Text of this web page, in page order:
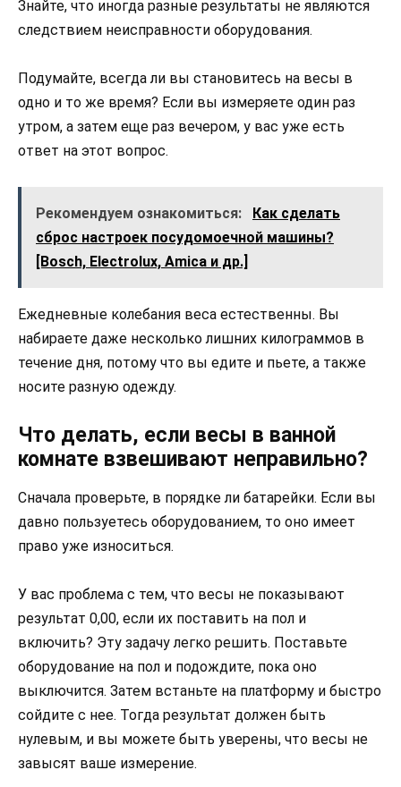
Знайте, что иногда разные результаты не являются
следствием неисправности оборудования.
Подумайте, всегда ли вы становитесь на весы в
одно и то же время? Если вы измеряете один раз
утром, а затем еще раз вечером, у вас уже есть
ответ на этот вопрос.
Рекомендуем ознакомиться:
Как сделать
сброс настроек посудомоечной машины?
[Bosch, Electrolux, Amica и др.]
Ежедневные колебания веса естественны. Вы
набираете даже несколько лишних килограммов в
течение дня, потому что вы едите и пьете, а также
носите разную одежду.
Что делать, если весы в ванной
комнате взвешивают неправильно?
Сначала проверьте, в порядке ли батарейки. Если вы
давно пользуетесь оборудованием, то оно имеет
право уже износиться.
У вас проблема с тем, что весы не показывают
результат 0,00, если их поставить на пол и
включить? Эту задачу легко решить. Поставьте
оборудование на пол и подождите, пока оно
выключится. Затем встаньте на платформу и быстро
сойдите с нее. Тогда результат должен быть
нулевым, и вы можете быть уверены, что весы не
завысят ваше измерение.